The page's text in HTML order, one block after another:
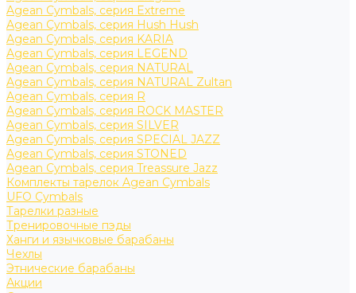
Agean Cymbals, серия Extreme
Agean Cymbals, серия Hush Hush
Agean Cymbals, серия KARIA
Agean Cymbals, серия LEGEND
Agean Cymbals, серия NATURAL
Agean Cymbals, серия NATURAL Zultan
Agean Cymbals, серия R
Agean Cymbals, серия ROCK MASTER
Agean Cymbals, серия SILVER
Agean Cymbals, серия SPECIAL JAZZ
Agean Cymbals, серия STONED
Agean Cymbals, серия Treassure Jazz
Комплекты тарелок Agean Cymbals
UFO Cymbals
Тарелки разные
Тренировочные пэды
Ханги и язычковые барабаны
Чехлы
Этнические барабаны
Акции